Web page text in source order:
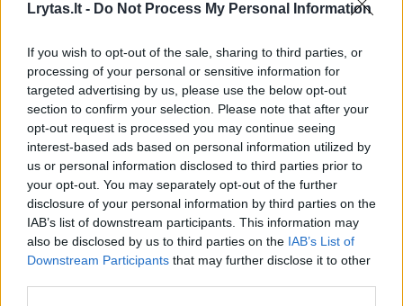
Lrytas.lt - Do Not Process My Personal Information
If you wish to opt-out of the sale, sharing to third parties, or
processing of your personal or sensitive information for
targeted advertising by us, please use the below opt-out
section to confirm your selection. Please note that after your
opt-out request is processed you may continue seeing
interest-based ads based on personal information utilized by
us or personal information disclosed to third parties prior to
your opt-out. You may separately opt-out of the further
disclosure of your personal information by third parties on the
IAB’s list of downstream participants. This information may
also be disclosed by us to third parties on the IAB’s List of
Downstream Participants that may further disclose it to other
Statybininkai kratosi kaip velnias kryžiaus:
kas vyksta Vilniaus centre esančiame name
Būstas 2026-04-15